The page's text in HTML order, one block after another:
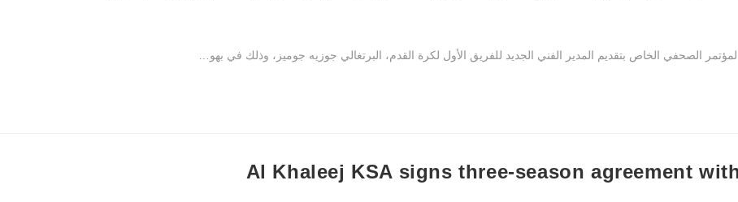
Al Khaleej KSA signs three-season agreement